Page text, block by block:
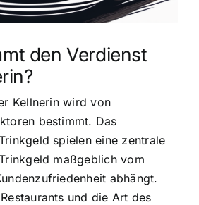
den Verdienst
Kellnerin wird von
bestimmt. Das
spielen eine zentrale
maßgeblich vom
abhängt.
und die Art des